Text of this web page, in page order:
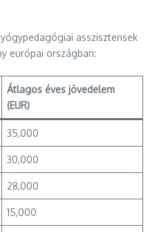
asszisztensek
európai országban:
Átlagos éves jövedelem
(EUR)
35,000
30,000
28,000
15,000